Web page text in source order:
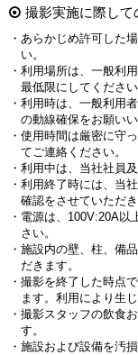
撮影実施に際して
・あらかじめ許可した
い。
・利用場所は、一般利
最低限にしてください
・利用時は、一般利用
の動線確保をお願いい
・使用時間は厳密に守
てご連絡ください。
・利用中は、当社社員
・利用終了時には、当
確認をさせていただき
・電源は、100V:20A
さい。
・施設内の壁、柱、備
だきます。
・撮影を終了した時点
ます。利用により生
・撮影スタッフの飲食
す。
・施設および設備を汚